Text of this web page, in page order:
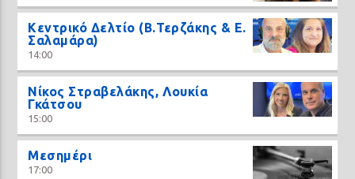
Κεντρικό Δελτίο (Β.Τερζάκης & Ε.
Σαλαμάρα)
14:00
Νίκος Στραβελάκης, Λουκία
Γκάτσου
15:00
Μεσημέρι
17:00